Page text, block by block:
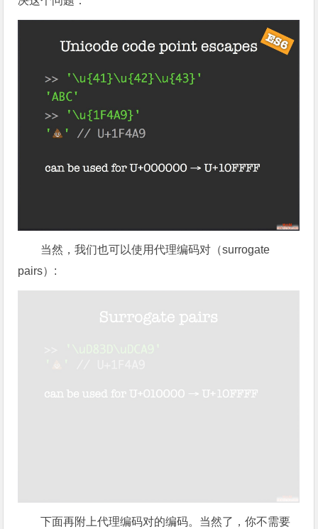
当然，我们也可以使用代理编码对（surrogate
pairs）:
下面再附上代理编码对的编码。当然了，你不需要